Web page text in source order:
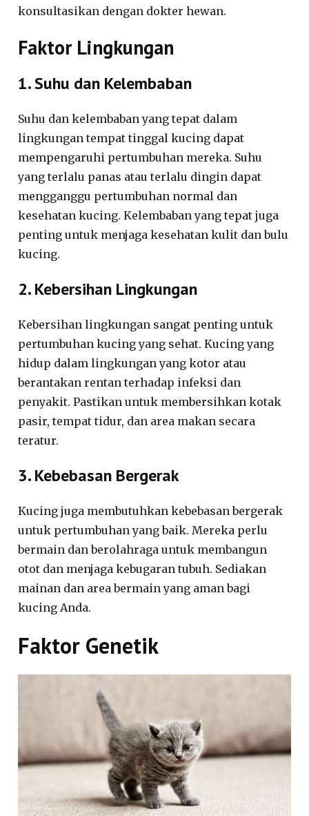
konsultasikan dengan dokter hewan.
Faktor Lingkungan
1. Suhu dan Kelembaban
Suhu dan kelembaban yang tepat dalam
lingkungan tempat tinggal kucing dapat
mempengaruhi pertumbuhan mereka. Suhu
yang terlalu panas atau terlalu dingin dapat
mengganggu pertumbuhan normal dan
kesehatan kucing. Kelembaban yang tepat juga
penting untuk menjaga kesehatan kulit dan bulu
kucing.
2. Kebersihan Lingkungan
Kebersihan lingkungan sangat penting untuk
pertumbuhan kucing yang sehat. Kucing yang
hidup dalam lingkungan yang kotor atau
berantakan rentan terhadap infeksi dan
penyakit. Pastikan untuk membersihkan kotak
pasir, tempat tidur, dan area makan secara
teratur.
3. Kebebasan Bergerak
Kucing juga membutuhkan kebebasan bergerak
untuk pertumbuhan yang baik. Mereka perlu
bermain dan berolahraga untuk membangun
otot dan menjaga kebugaran tubuh. Sediakan
mainan dan area bermain yang aman bagi
kucing Anda.
Faktor Genetik